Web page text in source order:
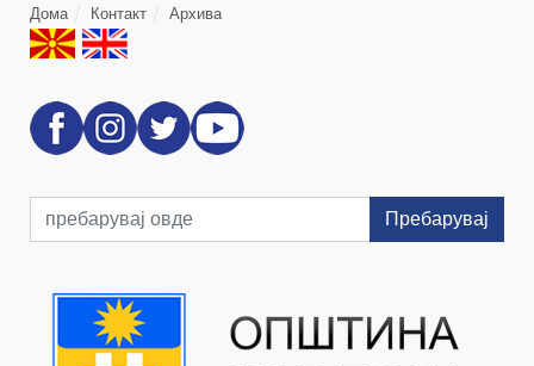
Дома Контакт Архива
Пребарувај